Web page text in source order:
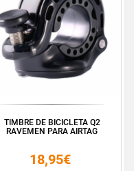
TIMBRE DE BICICLETA Q2
RAVEMEN PARA AIRTAG
18,95€